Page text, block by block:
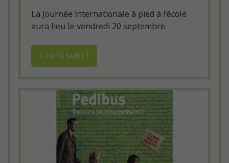
La Journée internationale à pied à l’école
aura lieu le vendredi 20 septembre.
Lire la suite !